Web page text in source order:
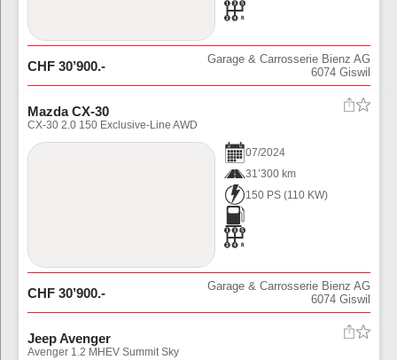
CHF 30’900.-
Garage & Carrosserie Bienz AG
6074 Giswil
Mazda CX-30
CX-30 2.0 150 Exclusive-Line AWD
07/2024
31’300 km
150 PS (110 KW)
CHF 30’900.-
Garage & Carrosserie Bienz AG
6074 Giswil
Jeep Avenger
Avenger 1.2 MHEV Summit Sky